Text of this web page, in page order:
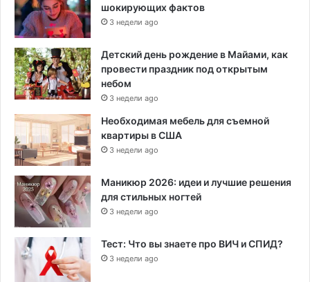
шокирующих фактов
3 недели ago
Детский день рождение в Майами, как
провести праздник под открытым
небом
3 недели ago
Необходимая мебель для съемной
квартиры в США
3 недели ago
Маникюр 2026: идеи и лучшие решения
для стильных ногтей
3 недели ago
Тест: Что вы знаете про ВИЧ и СПИД?
3 недели ago